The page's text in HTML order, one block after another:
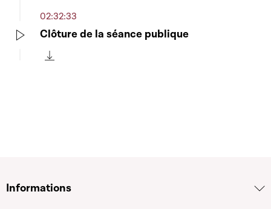
02:32:33
Clôture de la séance publique
Informations